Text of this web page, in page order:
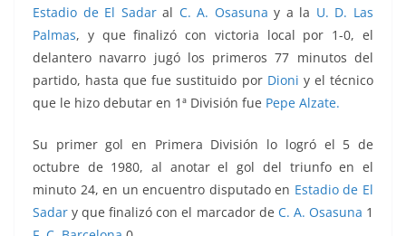
Estadio de El Sadaral C. A. Osasuna y a la U. D. Las
Palmas, y que finalizó con victoria local por 1-0, el
delantero navarro jugó los primeros 77 minutos del
partido, hasta que fue sustituido por Dioni y el técnico
que le hizo debutar en 1ª División fue Pepe Alzate.
Su primer gol en Primera División lo logró el 5 de
octubre de 1980, al anotar el gol del triunfo en el
minuto 24, en un encuentro disputado en Estadio de El
Sadar y que finalizó con el marcador de C. A. Osasuna 1